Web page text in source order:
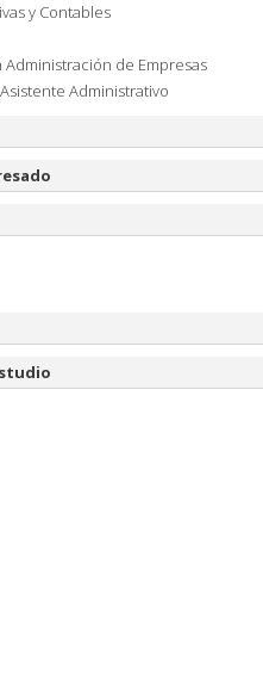
y Contables
de Empresas
Asistente Administrativo